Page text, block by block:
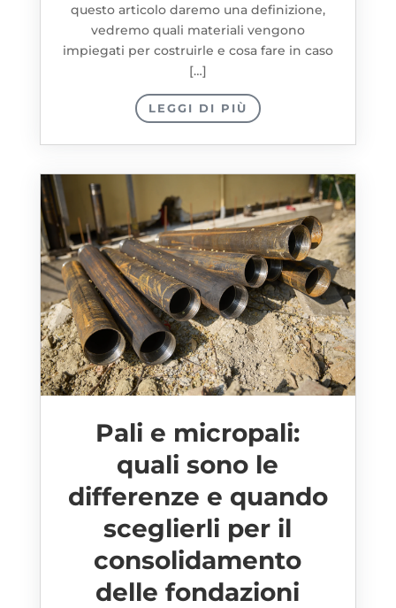
questo articolo daremo una definizione,
vedremo quali materiali vengono
impiegati per costruirle e cosa fare in caso
[…]
LEGGI DI PIÙ
Pali e micropali:
quali sono le
differenze e quando
sceglierli per il
consolidamento
delle fondazioni